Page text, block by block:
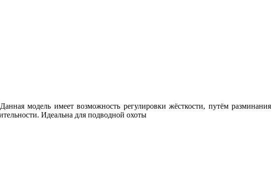
модель имеет возможность регулировки жёсткости, путём разминания
Идеальна для подводной охоты